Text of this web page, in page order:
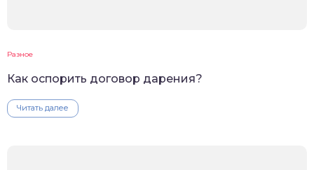
Разное
Как оспорить договор дарения?
Читать далее